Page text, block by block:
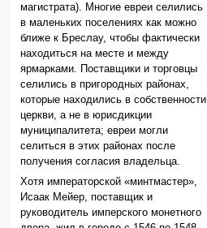
магистрата). Многие евреи селились
в маленьких поселениях как можно
ближе к Бреслау, чтобы фактически
находиться на месте и между
ярмарками. Поставщики и торговцы
селились в пригородных районах,
которые находились в собственности
церкви, а не в юрисдикции
муниципалитета; евреи могли
селиться в этих районах после
получения согласия владельца.
Хотя императорской «минтмастер»,
Исаак Мейер, поставщик и
руководитель имперского монетного